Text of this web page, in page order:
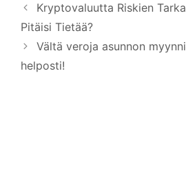
Kryptovaluutta Riskien
Pitäisi Tietää?
Vältä veroja asunnon
helposti!